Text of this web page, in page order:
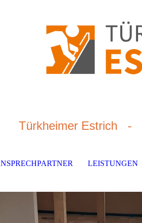
Türkheimer Estrich -
LEISTUNGEN